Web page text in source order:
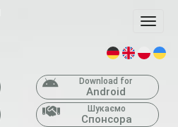
Download for
Android
Шукаємо
Спонсора